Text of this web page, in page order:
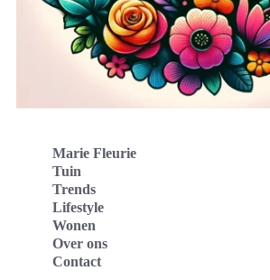
Marie Fleurie
Tuin
Trends
Lifestyle
Wonen
Over ons
Contact